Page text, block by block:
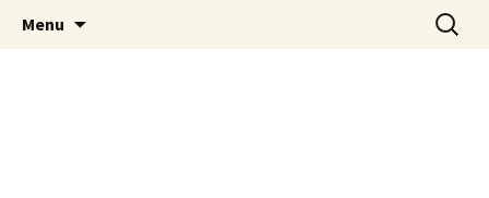
MCA Vienne
Le site de la Maison de la Culture
Arménienne de Vienne
Menu